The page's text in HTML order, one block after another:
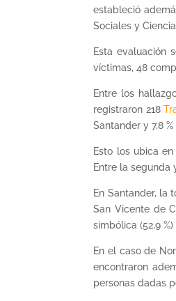
estableció
Sociales y
Esta evaluación
víctimas, 48
Entre los
registraron 218
Santander y 7,8
Esto los ubica
Entre la segunda
En Santander, la
San Vicente de
simbólica (52,9
En el caso de
encontraron
personas dadas